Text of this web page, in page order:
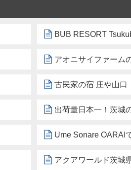
BUB RESORT
アオニサイファーム
古民家の宿 庄や山口
出荷量日本一！茨城
Ume Sonare OARAI
アクアワールド茨城